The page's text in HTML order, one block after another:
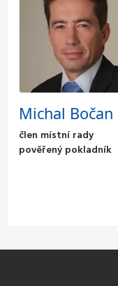
Michal Bočan
člen místní rady
pověřený pokladník